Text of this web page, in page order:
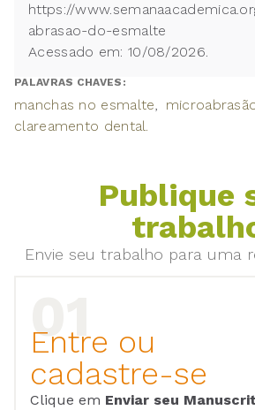
https://
abrasao-do-esmalte
Acessado em: 10/08/2026.
PALAVRAS CHAVES:
manchas no esmalte
clareamento dental.
Publique
Envie seu trabalho para uma
Entre ou
cadastre-se
Clique em Enviar seu